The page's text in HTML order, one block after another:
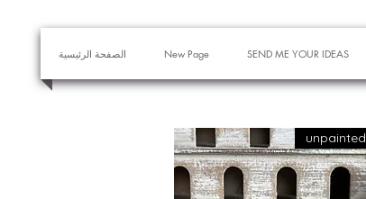
الصفحة الرئيسية New Page SEND ME YOUR IDEAS
unpainted